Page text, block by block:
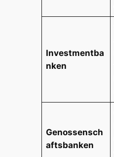
Investmentba
nken
Genossensch
aftsbanken